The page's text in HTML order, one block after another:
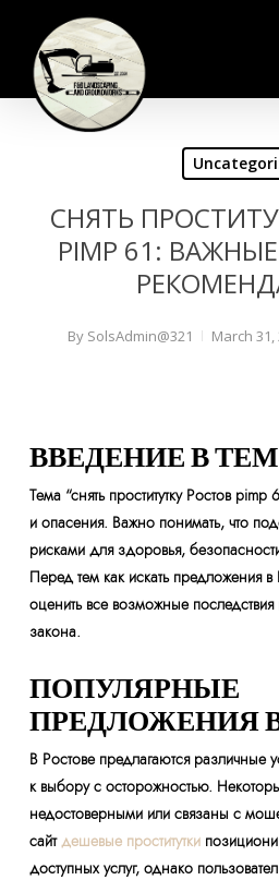
main
content
СНЯТЬ
PIMP 61:
By SolsAdmin@321 March 31,
ВВЕДЕНИЕ В
Тема “снять проститутку Ростов
и опасения. Важно понимать, что
рисками для здоровья,
Перед тем как искать предложения
оценить все возможные последствия
закона.
ПОПУЛЯРНЫЕ
ПРЕДЛОЖЕНИЯ
В Ростове предлагаются различные
к выбору с осторожностью.
недостоверными или связаны с
сайтдешевые проститутки
доступных услуг, однако